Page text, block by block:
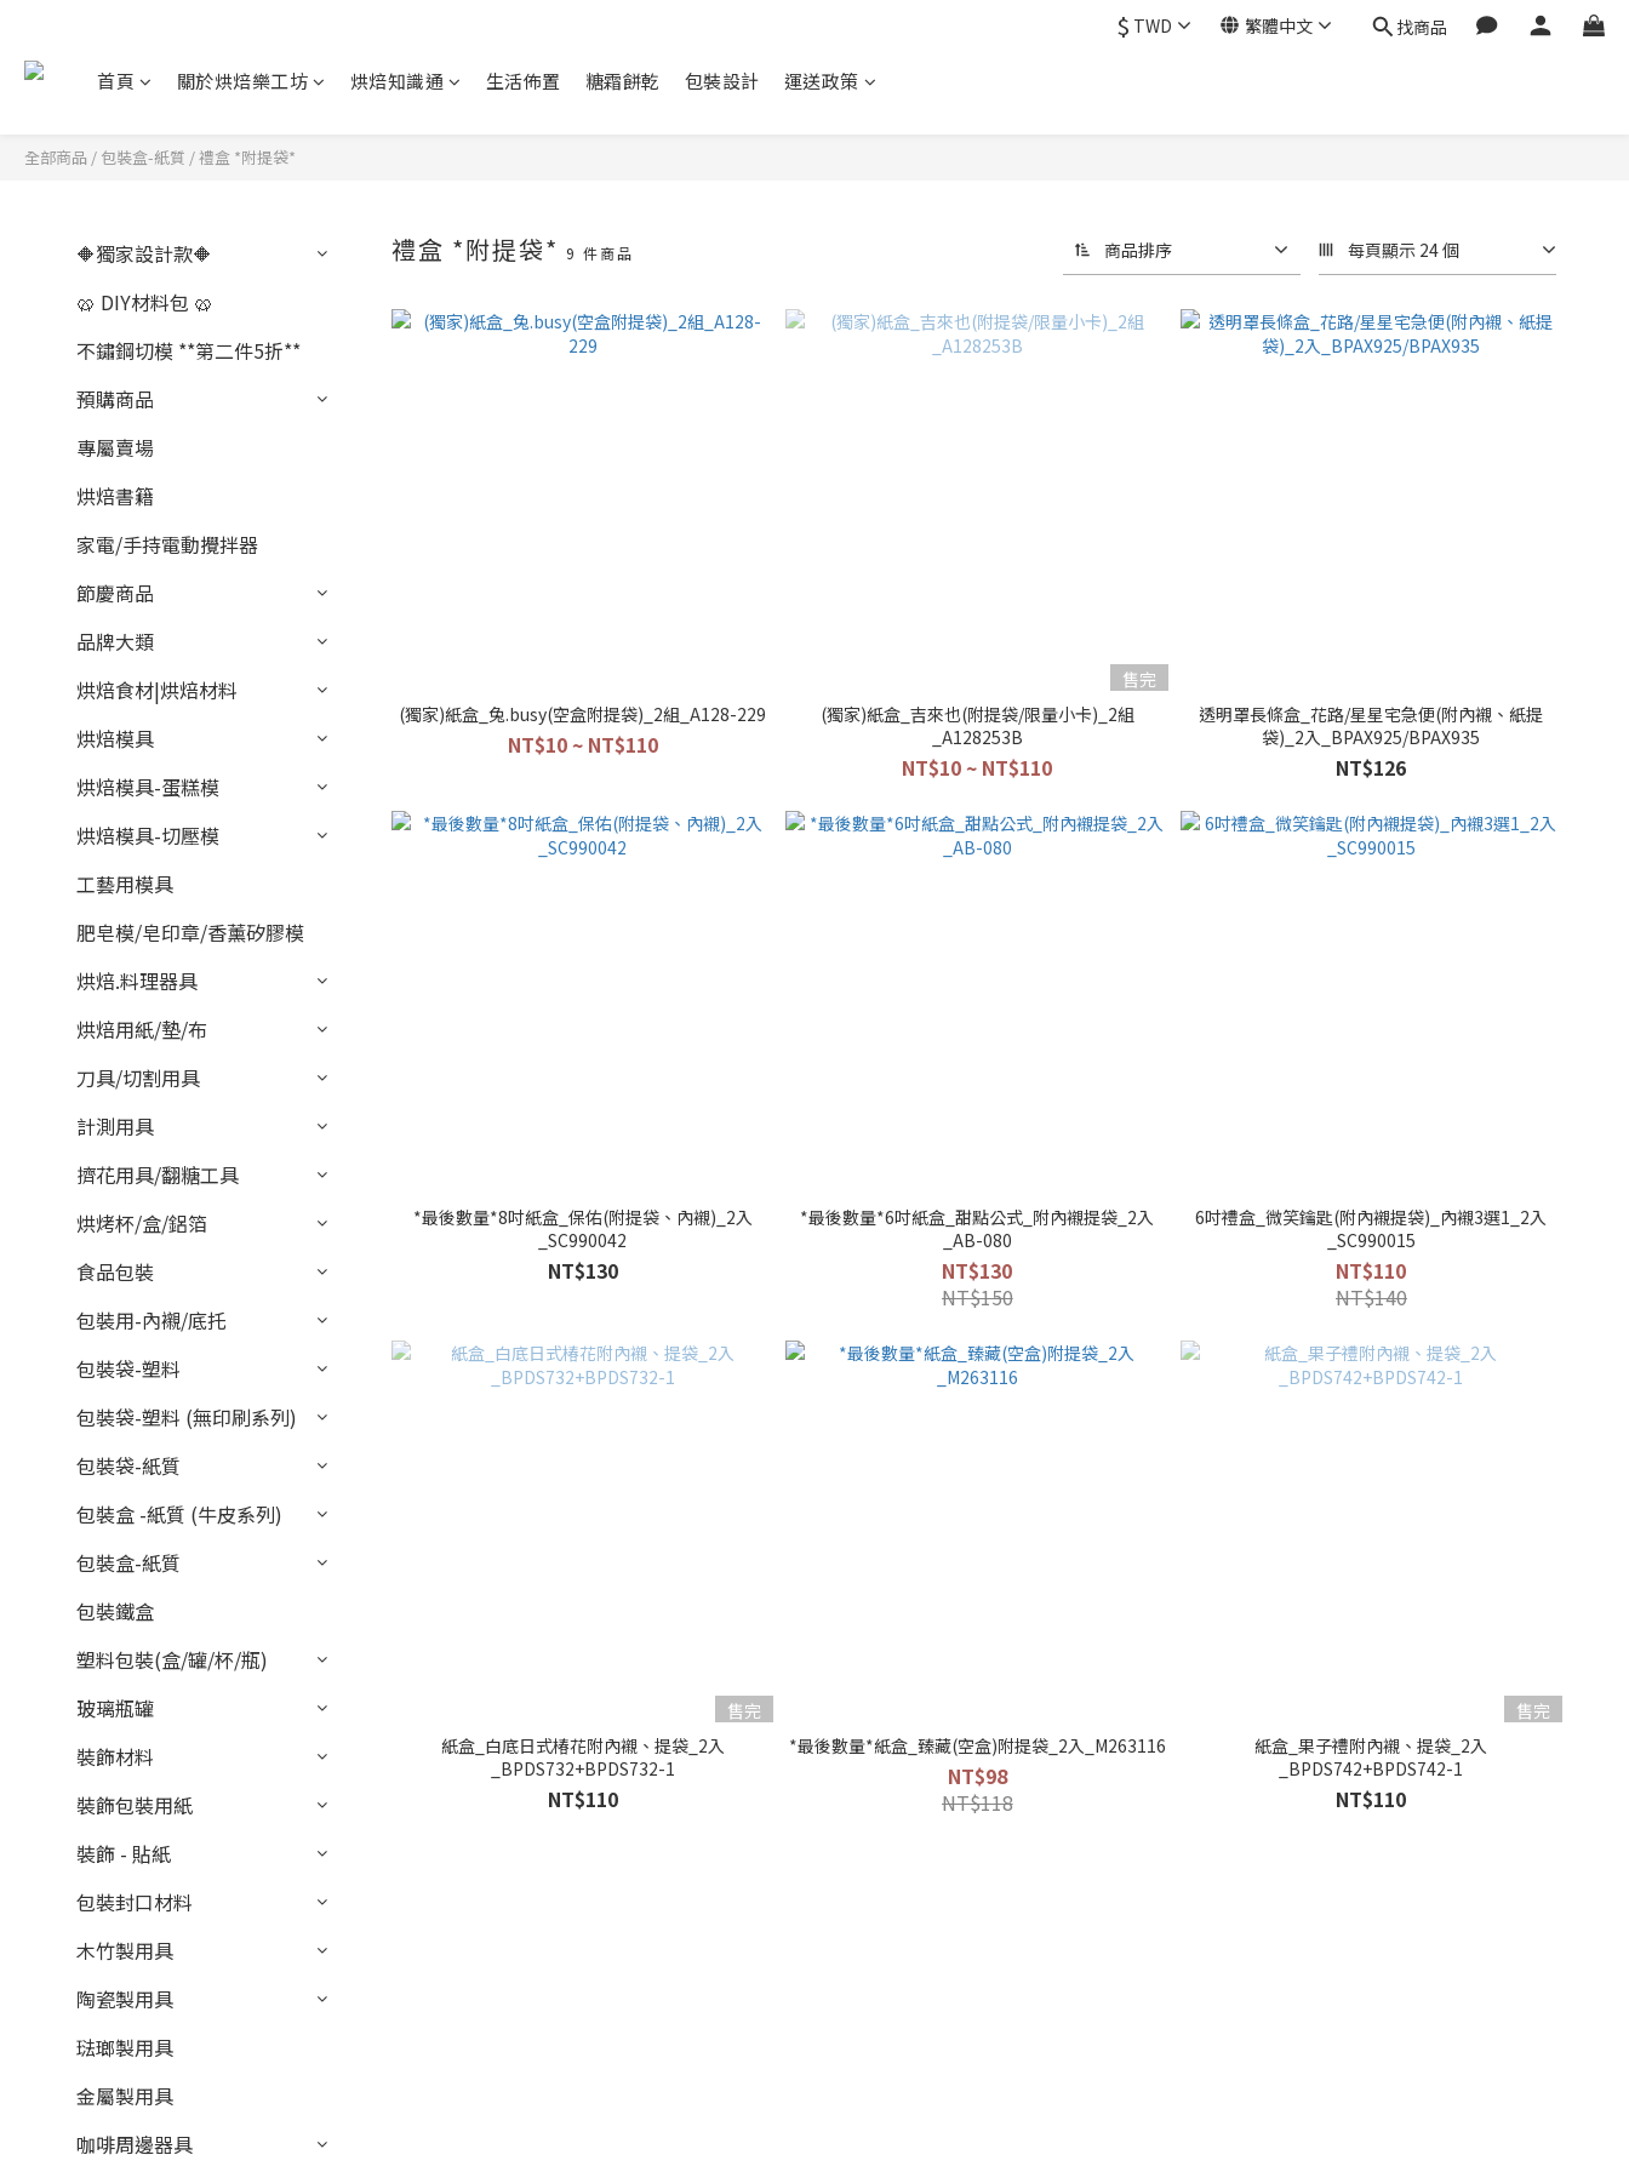
$ TWD 繁體中文 找商品
首頁 關於烘焙樂工坊 烘焙知識通 生活佈置 糖霜餅乾 包裝設計 運送政策
全部商品 / 包裝盒-紙質 /禮盒 *附提袋*
🔶獨家設計款🔶
🥨 DIY材料包 🥨
不鏽鋼切模 **第二件5折**
預購商品
專屬賣場
烘焙書籍
家電/手持電動攪拌器
節慶商品
品牌大類
烘焙食材|烘焙材料
烘焙模具
烘焙模具-蛋糕模
烘焙模具-切壓模
工藝用模具
肥皂模/皂印章/香薰矽膠模
烘焙.料理器具
烘焙用紙/墊/布
刀具/切割用具
計測用具
擠花用具/翻糖工具
烘烤杯/盒/鋁箔
食品包裝
包裝用-內襯/底托
包裝袋-塑料
包裝袋-塑料 (無印刷系列)
包裝袋-紙質
包裝盒 -紙質 (牛皮系列)
包裝盒-紙質
包裝鐵盒
塑料包裝(盒/罐/杯/瓶)
玻璃瓶罐
裝飾材料
裝飾包裝用紙
裝飾 - 貼紙
包裝封口材料
木竹製用具
陶瓷製用具
琺瑯製用具
金屬製用具
咖啡周邊器具
禮盒 *附提袋*9 件商品 商品排序 每頁顯示 24 個
(獨家)紙盒_兔.busy(空盒附提袋)_2組_A128-229
NT$10 ~ NT$110
售完
(獨家)紙盒_吉來也(附提袋/限量小卡)_2組
_A128253B
NT$10 ~ NT$110
透明罩長條盒_花路/星星宅急便(附內襯、紙提
袋)_2入_BPAX925/BPAX935
NT$126
*最後數量*8吋紙盒_保佑(附提袋、內襯)_2入
_SC990042
NT$130
*最後數量*6吋紙盒_甜點公式_附內襯提袋_2入
_AB-080
NT$130
NT$150
6吋禮盒_微笑鑰匙(附內襯提袋)_內襯3選1_2入
_SC990015
NT$110
NT$140
售完
紙盒_白底日式椿花附內襯、提袋_2入
_BPDS732+BPDS732-1
NT$110
*最後數量*紙盒_臻藏(空盒)附提袋_2入_M263116
NT$98
NT$118
售完
紙盒_果子禮附內襯、提袋_2入
_BPDS742+BPDS742-1
NT$110